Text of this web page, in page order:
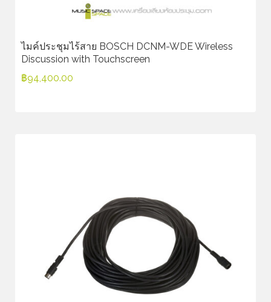
ไมค์ประชุมไร้สาย BOSCH DCNM-WDE Wireless
Discussion with Touchscreen
฿94,400.00